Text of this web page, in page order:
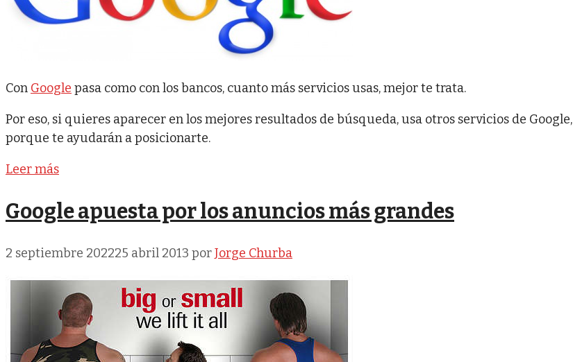
Con Google pasa como con los bancos, cuanto más servicios usas, mejor te trata.
Por eso, si quieres aparecer en los mejores resultados de búsqueda, usa otros servicios de Google,
porque te ayudarán a posicionarte.
Leer más
Google apuesta por los anuncios más grandes
2 septiembre 202225 abril 2013 porJorge Churba